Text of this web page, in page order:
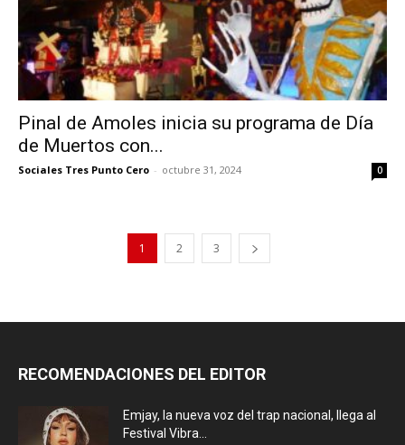
Pinal de Amoles inicia su programa de Día
de Muertos con...
Sociales Tres Punto Cero - octubre 31, 2024 0
1 2 3
RECOMENDACIONES DEL EDITOR
Emjay, la nueva voz del trap nacional, llega al
Festival Vibra...